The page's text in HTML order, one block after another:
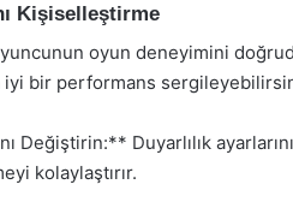
Kişiselleştirme
oyun deneyimini
bir performans
Değiştirin:** Duyarlılık
kolaylaştırır.